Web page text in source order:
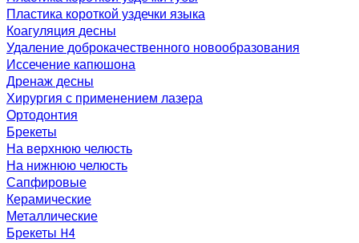
Пластика короткой уздечки языка
Коагуляция десны
Удаление доброкачественного новообразования
Иссечение капюшона
Дренаж десны
Хирургия с применением лазера
Ортодонтия
Брекеты
На верхнюю челюсть
На нижнюю челюсть
Сапфировые
Керамические
Металлические
Брекеты H4